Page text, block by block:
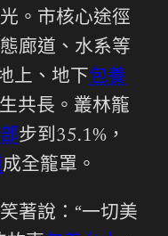
。市核心途徑
廊道、水系等
上、地下包養
共長。叢林籠
步到35.1%，
成全籠罩。
著說：“一切美